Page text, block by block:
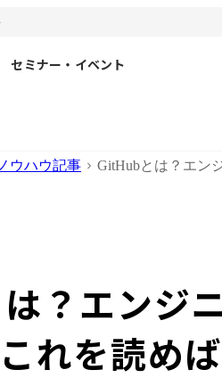
セミナー・イベント
ウハウ記事 GitHubとは？エン
？エンジ
れを読め